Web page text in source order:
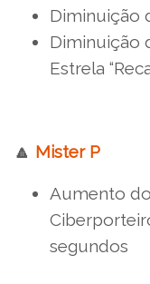
Diminuição
Diminuição
Estrela
🔼 Mister P
Aumento
segundos